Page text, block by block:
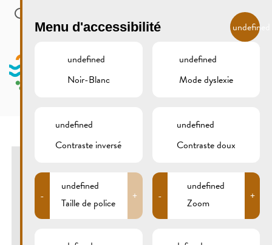
Skip to main content
MENU
STARTUP EVENT
CENTRE VISIT REMICH, REMICH
26/10/2022
Menu d'accessibilité undefined
undefined
Noir-Blanc
undefined
Mode dyslexie
undefined
Contraste inversé
undefined
Contraste doux
-
undefined
Taille de police
+ -
undefined
Zoom
+